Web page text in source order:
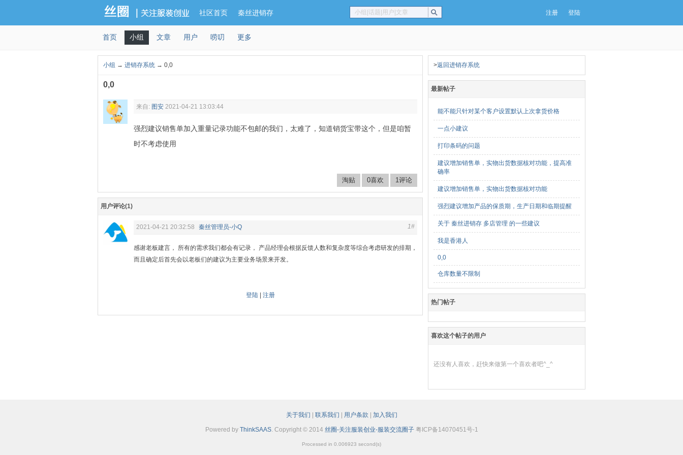
社区首页 秦丝进销存 登陆
注册
小组|话题|用户|文章
首页 小组 文章 用户 唠叨 更多
小组 → 进销存系统 → 0,0
0,0
来自: 图安 2021-04-21 13:03:44
强烈建议销售单加入重量记录功能不包邮的我们，太难了，知道销货宝带这个，但是咱暂
时不考虑使用
淘贴 0喜欢 1评论
用户评论(1)
2021-04-21 20:32:58 秦丝管理员-小Q 1#
感谢老板建言， 所有的需求我们都会有记录， 产品经理会根据反馈人数和复杂度等综合考虑研发的排期，
而且确定后首先会以老板们的建议为主要业务场景来开发。
登陆| 注册
>返回进销存系统
最新帖子
能不能只针对某个客户设置默认上次拿货价格
一点小建议
打印条码的问题
建议增加销售单，实物出货数据核对功能，提高准
确率
建议增加销售单，实物出货数据核对功能
强烈建议增加产品的保质期，生产日期和临期提醒
关于 秦丝进销存 多店管理 的一些建议
我是香港人
0,0
仓库数量不限制
热门帖子
喜欢这个帖子的用户
还没有人喜欢，赶快来做第一个喜欢者吧^_^
关于我们 联系我们 用户条款 加入我们
Powered by ThinkSAAS. Copyright © 2014 丝圈-关注服装创业-服装交流圈子粤ICP备14070451号-1
Processed in 0.006923 second(s)